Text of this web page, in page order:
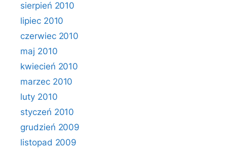
sierpień 2010
lipiec 2010
czerwiec 2010
maj 2010
kwiecień 2010
marzec 2010
luty 2010
styczeń 2010
grudzień 2009
listopad 2009